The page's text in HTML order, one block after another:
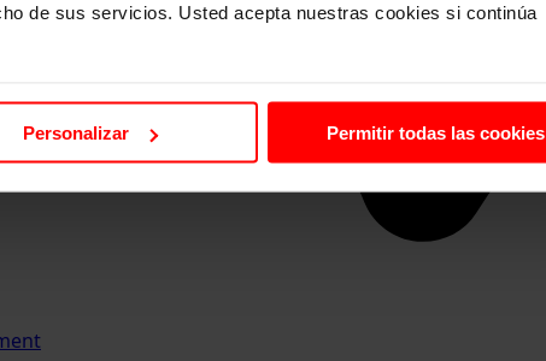
de sus servicios. Usted acepta nuestras cookies si continúa
Personalizar Permitir todas las cookies